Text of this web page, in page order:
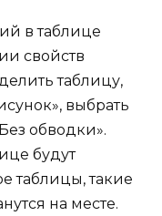
в таблице
свойств
таблицу,
выбрать
обводки».
будут
таблицы, такие
на месте.